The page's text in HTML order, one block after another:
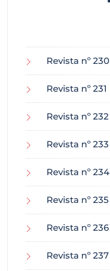
Revista nº 230
Revista nº 231
Revista nº 232
Revista nº 233
Revista nº 234
Revista nº 235
Revista nº 236
Revista nº 237